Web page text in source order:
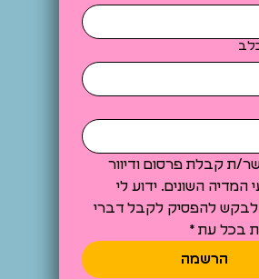
אני מאשר/ת קבלת פרסום ודיוור
באמצעי המדיה השונים. ידוע לי
שאוכל לבקש להפסיק לקבל דברי
בכל עת *
הרשמה